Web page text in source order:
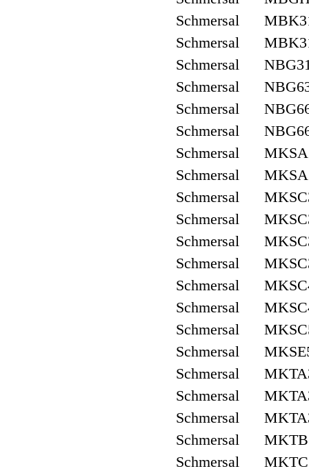
Schmersal
Schmersal
Schmersal
Schmersal
Schmersal
Schmersal
Schmersal
Schmersal
Schmersal
Schmersal
Schmersal
Schmersal
Schmersal
Schmersal
Schmersal
Schmersal
Schmersal
Schmersal
Schmersal
Schmersal
Schmersal